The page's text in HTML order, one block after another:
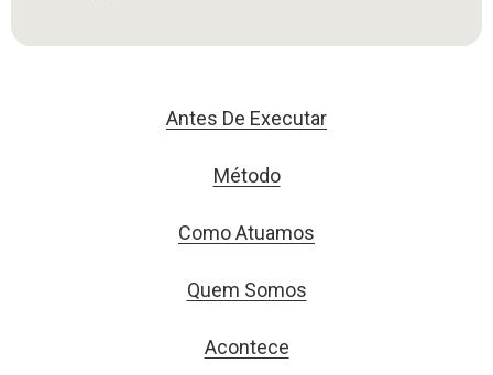
Antes De Executar
Método
Como Atuamos
Quem Somos
Acontece